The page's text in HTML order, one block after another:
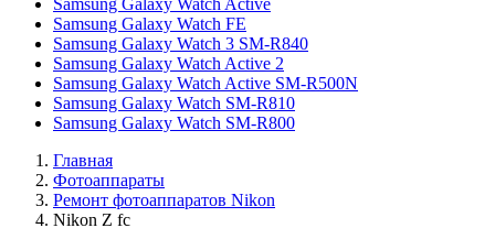
Samsung Galaxy Watch Active
Samsung Galaxy Watch FE
Samsung Galaxy Watch 3 SM-R840
Samsung Galaxy Watch Active 2
Samsung Galaxy Watch Active SM-R500N
Samsung Galaxy Watch SM-R810
Samsung Galaxy Watch SM-R800
Главная
Фотоаппараты
Ремонт фотоаппаратов Nikon
Nikon Z fc